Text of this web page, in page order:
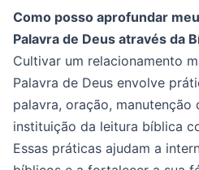
Como posso aprofundar
Palavra de Deus através da
Cultivar um relacionamento
Palavra de Deus envolve
palavra, oração,
instituição da leitura bíblica
Essas práticas ajudam a